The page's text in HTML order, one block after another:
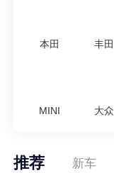
本田 丰田
MINI 大众
推荐 新车